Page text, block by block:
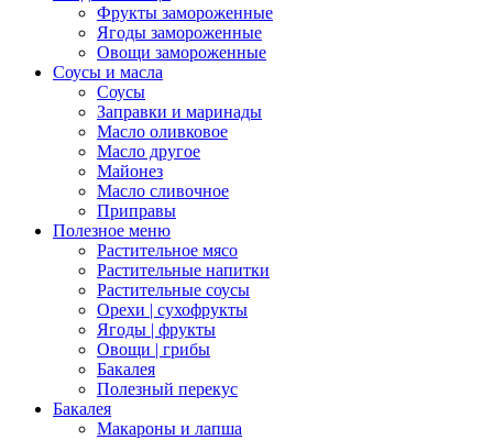
Фрукты замороженные
Ягоды замороженные
Овощи замороженные
Соусы и масла
Соусы
Заправки и маринады
Масло оливковое
Масло другое
Майонез
Масло сливочное
Приправы
Полезное меню
Растительное мясо
Растительные напитки
Растительные соусы
Орехи | сухофрукты
Ягоды | фрукты
Овощи | грибы
Бакалея
Полезный перекус
Бакалея
Макароны и лапша